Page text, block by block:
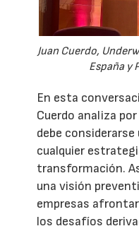
Juan Cuerdo,
España y
En esta
Cuerdo analiza
debe
cualquier
transformación.
una visión
empresas
los desafíos